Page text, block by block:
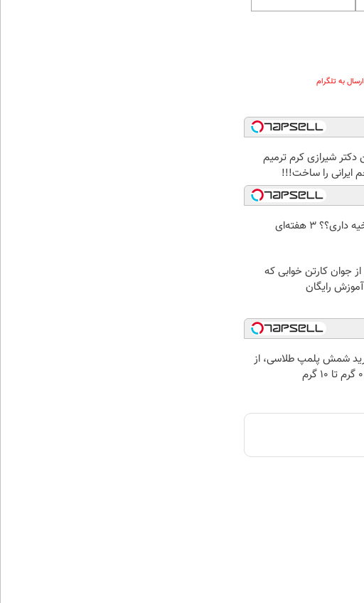
ارسال به تلگرام
دکتر شیرازی کرم ترمیم
ایرانی را ساخت!!!
جای زخم و بخیه داری؟؟ 3 هفته‌ای
جوان کارتن خوابی که
رایگان
شمش پلمپ طلاسی، از